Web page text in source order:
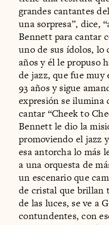
grandes cantantes
una sorpresa”, dice,
Bennett para cantar
uno de sus ídolos, lo
años y él le propuso
de jazz, que fue
93 años y sigue
expresión se ilumina
cantar “Cheek to
Bennett le dio la
promoviendo el jazz
esa antorcha lo más
a una orquesta de
un escenario que
de cristal que brillan
de las luces, se ve a
contundentes, con